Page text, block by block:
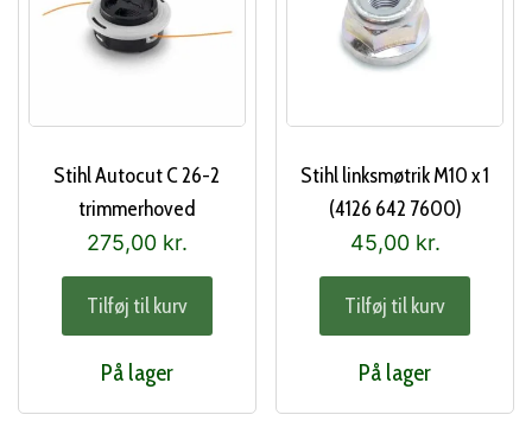
Stihl Autocut C 26-2
trimmerhoved
275,00 kr.
Tilføj til kurv
På lager
Stihl linksmøtrik M10 x 1
(4126 642 7600)
45,00 kr.
Tilføj til kurv
På lager